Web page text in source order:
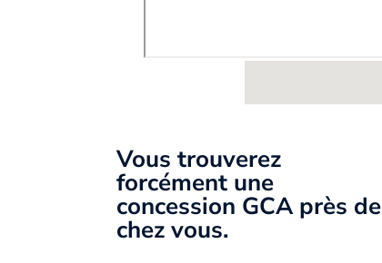
Vous trouverez
forcément une
concession GCA près de
chez vous.